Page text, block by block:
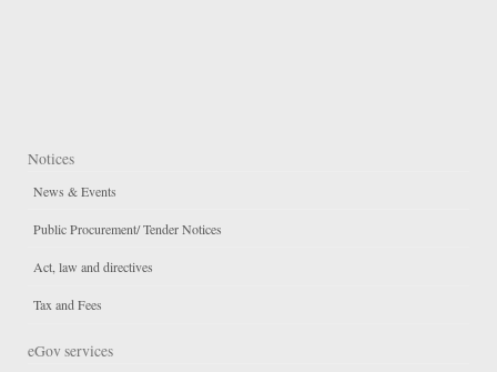
Notices
News & Events
Public Procurement/ Tender Notices
Act, law and directives
Tax and Fees
eGov services